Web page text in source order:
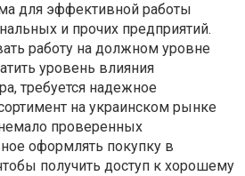
для эффективной работы
и прочих предприятий.
работу на должном уровне
уровень влияния
требуется надежное
на украинском рынке
проверенных
оформлять покупку в
получить доступ к хорошему